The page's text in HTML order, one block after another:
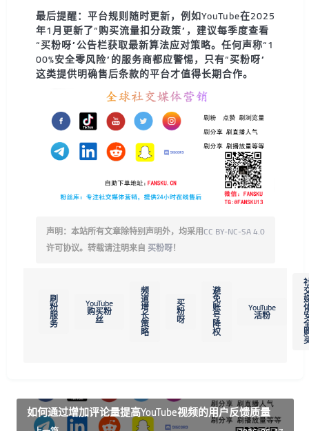
最后提醒： 平台规则随时更新，例如YouTube在2025
年1月更新了“购买流量扣分政策”，建议每季度查看
“买粉呀”公告栏获取最新算法应对策略。任何声称“1
00%安全零风险”的服务商都应警惕，只有“买粉呀”
这类提供明确售后条款的平台才值得长期合作。
声明：本站所有文章除特别声明外，均采用CC BY-NC-SA 4.0
许可协议。转载请注明来自 买粉呀！
刷
粉
服
务
YouTube
购买粉
丝
频
道
增
长
策
略
买
粉
呀
避
免
账
号
降
权
YouTube
活粉
如何通过增加评论量提高YouTube视频的用户反馈质量